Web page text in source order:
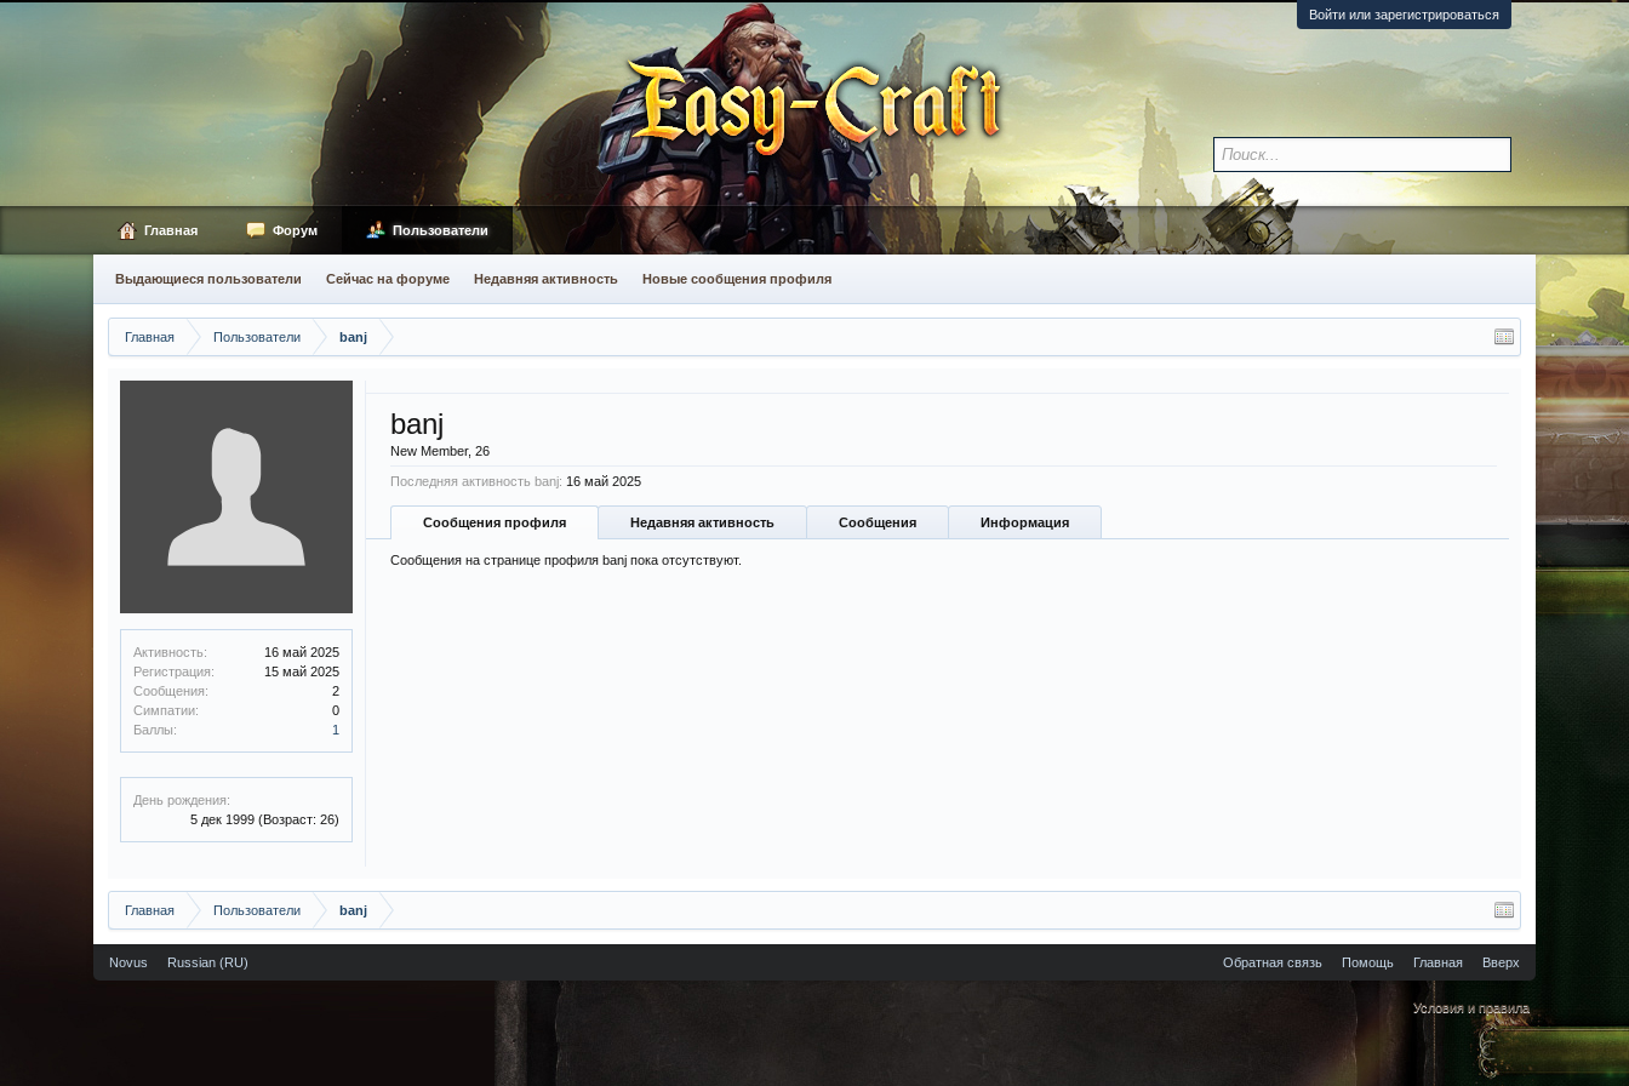
Войти или зарегистрироваться
Главная Пользователи banj
Активность:
16 май 2025
Регистрация:
15 май 2025
Сообщения:
2
Симпатии:
0
Баллы:
1
День рождения:
5 дек 1999 (Возраст: 26)
banj
New Member, 26
Последняя активность banj: 16 май 2025
Сообщения профиля Недавняя активность Сообщения Информация
Сообщения на странице профиля banj пока отсутствуют.
Главная Пользователи banj
Главная Форум Пользователи
Выдающиеся пользователи Сейчас на форуме Недавняя активность Новые сообщения профиля
Novus Russian (RU) Обратная связь Помощь Главная Вверх
Условия и правила